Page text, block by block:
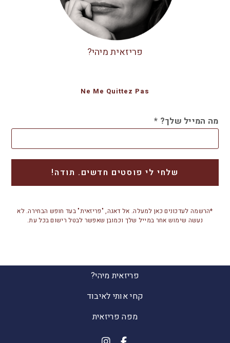
פריזאית מיהי?
Ne Me Quittez Pas
מה המייל שלך? *
*הרשמה לעדכונים כאן למעלה. אל דאגה, "פריזאית" בעד חופש הבחירה. לא
נעשה שימוש אחר במייל שלך וכמובן שאפשר לבטל רישום בכל עת.
פריזאית מיהי?
קחי אותי לאיבוד
מפה פריזאית